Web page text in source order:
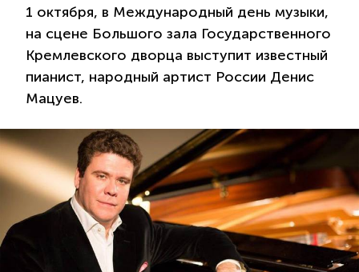
1 октября, в Международный день музыки,
на сцене Большого зала Государственного
Кремлевского дворца выступит известный
пианист, народный артист России Денис
Мацуев.